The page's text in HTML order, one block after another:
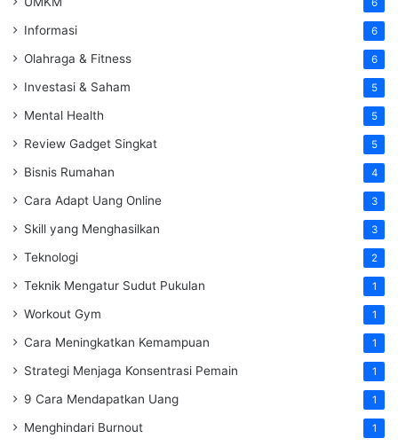
6
Informasi 6
Olahraga & Fitness 6
Investasi & Saham 5
Mental Health 5
Review Gadget Singkat 5
Bisnis Rumahan 4
Cara Adapt Uang Online 3
Skill yang Menghasilkan 3
Teknologi 2
Teknik Mengatur Sudut Pukulan 1
Workout Gym 1
Cara Meningkatkan Kemampuan 1
Strategi Menjaga Konsentrasi Pemain 1
9 Cara Mendapatkan Uang 1
Menghindari Burnout 1